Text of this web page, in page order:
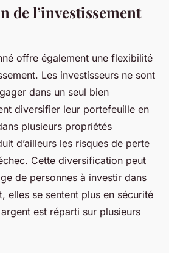
de l’investissement
offre également une flexibilité
Les investisseurs ne sont
dans un seul bien
diversifier leur portefeuille en
plusieurs propriétés
d’ailleurs les risques de perte
Cette diversification peut
de personnes à investir dans
elles se sentent plus en sécurité
est réparti sur plusieurs